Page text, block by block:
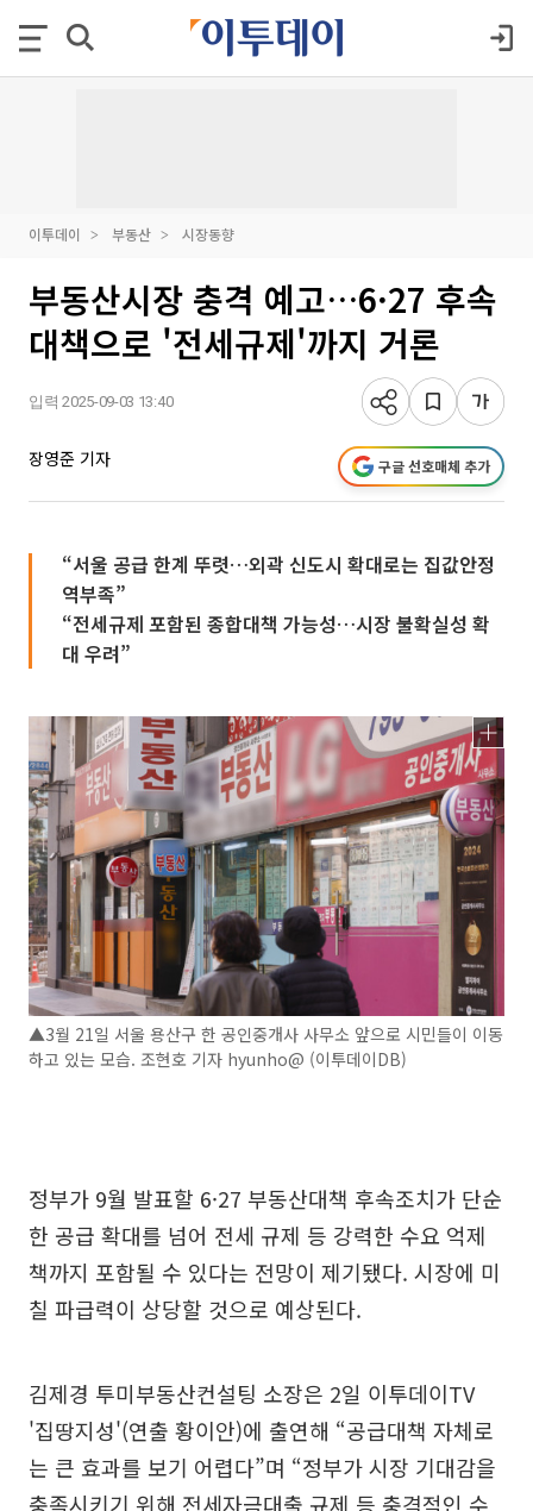
이투데이 부동산 시장동향
부동산시장 충격 예고…6·27 후속
대책으로 '전세규제'까지 거론
입력 2025-09-03 13:40
장영준 기자 구글 선호매체 추가
“서울 공급 한계 뚜렷…외곽 신도시 확대로는 집값안정
역부족”
“전세규제 포함된 종합대책 가능성…시장 불확실성 확
대 우려”
▲3월 21일 서울 용산구 한 공인중개사 사무소 앞으로 시민들이 이동
하고 있는 모습. 조현호 기자 hyunho@ (이투데이DB)
정부가 9월 발표할 6·27 부동산대책 후속조치가 단순
한 공급 확대를 넘어 전세 규제 등 강력한 수요 억제
책까지 포함될 수 있다는 전망이 제기됐다. 시장에 미
칠 파급력이 상당할 것으로 예상된다.
김제경 투미부동산컨설팅 소장은 2일 이투데이TV
'집땅지성'(연출 황이안)에 출연해 “공급대책 자체로
는 큰 효과를 보기 어렵다”며 “정부가 시장 기대감을
충족시키기 위해 전세자금대출 규제 등 충격적인 수